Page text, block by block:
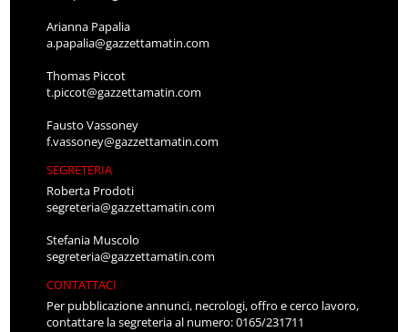
Arianna Papalia
a.papalia@gazzettamatin.com
Thomas Piccot
t.piccot@gazzettamatin.com
Fausto Vassoney
f.vassoney@gazzettamatin.com
SEGRETERIA
Roberta Prodoti
segreteria@gazzettamatin.com
Stefania Muscolo
segreteria@gazzettamatin.com
CONTATTACI
Per pubblicazione annunci, necrologi, offro e cerco lavoro,
contattare la segreteria al numero: 0165/231711